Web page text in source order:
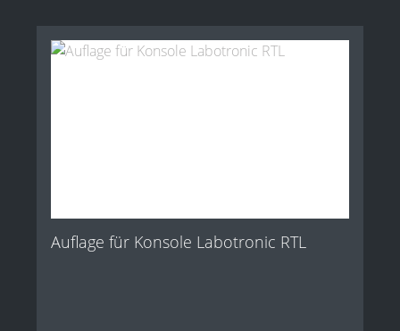
Auflage für Konsole Labotronic RTL